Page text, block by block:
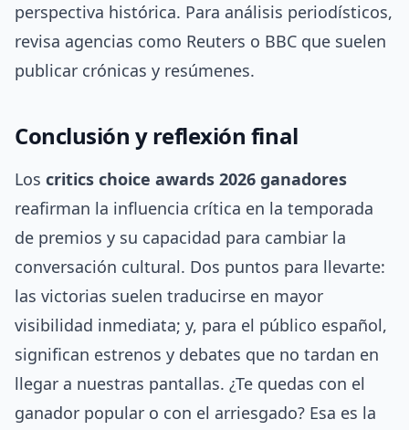
perspectiva histórica. Para análisis periodísticos,
revisa agencias como Reuters o BBC que suelen
publicar crónicas y resúmenes.
Conclusión y reflexión final
Los critics choice awards 2026 ganadores
reafirman la influencia crítica en la temporada
de premios y su capacidad para cambiar la
conversación cultural. Dos puntos para llevarte:
las victorias suelen traducirse en mayor
visibilidad inmediata; y, para el público español,
significan estrenos y debates que no tardan en
llegar a nuestras pantallas. ¿Te quedas con el
ganador popular o con el arriesgado? Esa es la